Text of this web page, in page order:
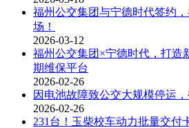
福州公交集团与宁德时代签约
场！
2026-03-12
福州公交集团×宁德时代，打造
期维保平台
2026-02-26
因电池故障致公交大规模停运
2026-02-26
231台！玉柴校车动力批量交付